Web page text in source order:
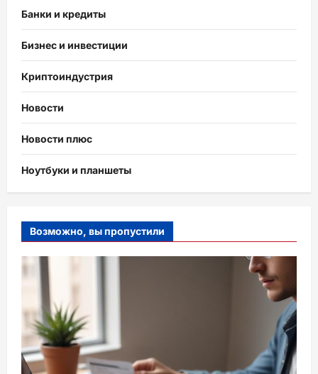
Банки и кредиты
Бизнес и инвестиции
Криптоиндустрия
Новости
Новости плюс
Ноутбуки и планшеты
Возможно, вы пропустили